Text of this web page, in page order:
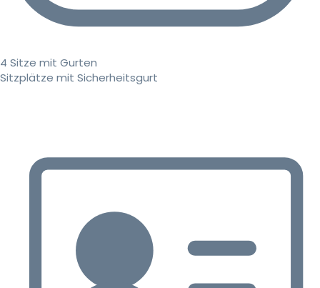
4 Sitze mit Gurten
Sitzplätze mit Sicherheitsgurt